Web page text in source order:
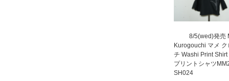
8/5(wed)発売
Kurogouchi マメ ク
チ Washi Print Shirt
プリントシャツ
SH024